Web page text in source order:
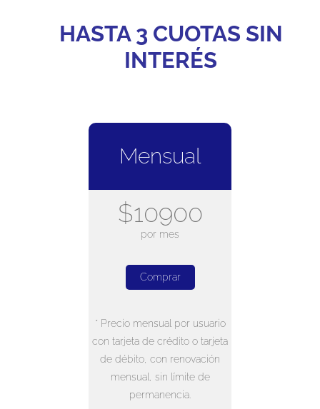
HASTA 3 CUOTAS SIN
INTERÉS
Mensual
$10900
por mes
Comprar
* Precio mensual por usuario
con tarjeta de crédito o tarjeta
de débito, con renovación
mensual, sin límite de
permanencia.